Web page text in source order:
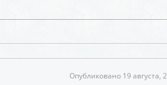
Опубликовано 19 августа,